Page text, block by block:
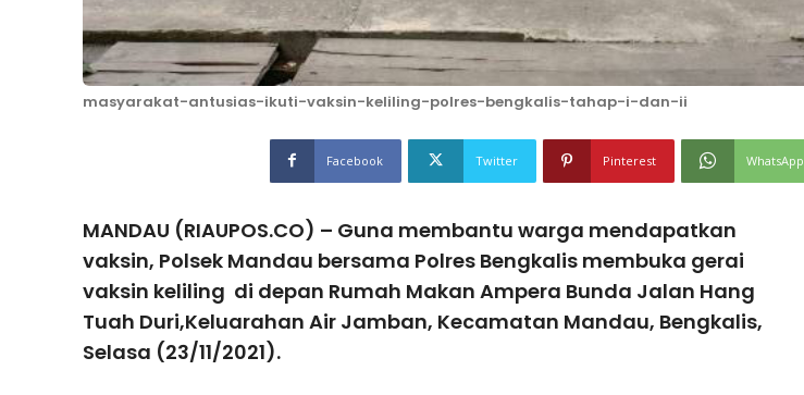
masyarakat-antusias-ikuti-vaksin-keliling-polres-bengkalis-tahap-i-dan-ii
Facebook Twitter Pinterest WhatsApp
MANDAU (RIAUPOS.CO) – Guna membantu warga mendapatkan
vaksin, Polsek Mandau bersama Polres Bengkalis membuka gerai
vaksin keliling di depan Rumah Makan Ampera Bunda Jalan Hang
Tuah Duri,Keluarahan Air Jamban, Kecamatan Mandau, Bengkalis,
Selasa (23/11/2021).